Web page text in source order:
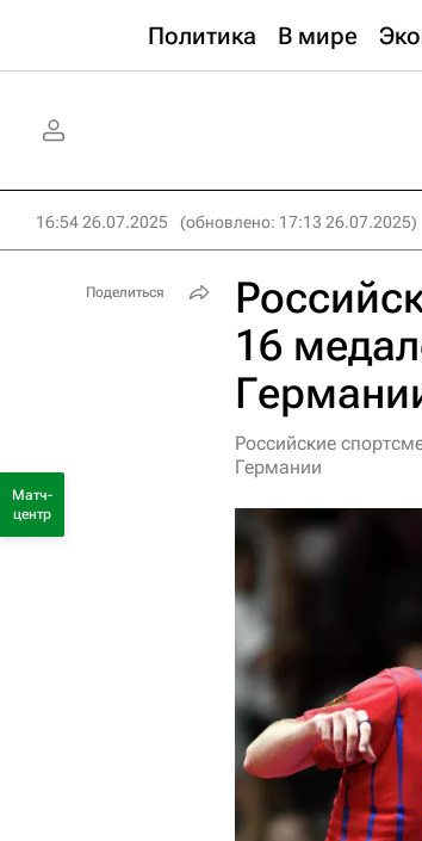
Политика В мире
16:54 26.07.2025 (обновлено: 17:13 26.07.2025)
16
Российские
Германии
Поделиться
Матч-
центр